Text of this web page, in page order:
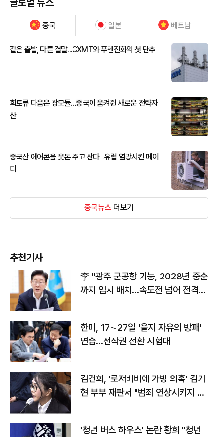
중국 일본 베트남
같은 출발, 다른 결말...CXMT와 푸젠진화의 첫 단추
희토류 다음은 광모듈…중국이 움켜쥔 새로운 전략자
산
중국산 에어콘을 웃돈 주고 산다...유럽 열광시킨 메이
디
중국뉴스 더보기
추천기사
李 "광주 군공항 기능, 2028년 중순
까지 임시 배치…속도전 넘어 전격
한미, 17∼27일 '을지 자유의 방패'
연습…전작권 전환 시험대
김건희, '로저비비에 가방 의혹' 김기
현 부부 재판서 "범죄 연상시키지 말
'청년 버스 하우스' 논란 황희 "청년